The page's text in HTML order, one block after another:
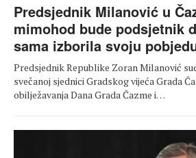
Predsjednik Milanović u
mimohod bude podsjetnik
sama izborila svoju
Predsjednik Republike Zoran Milanović
svečanoj sjednici Gradskog vijeća Grada
obilježavanja Dana Grada Čazme i…